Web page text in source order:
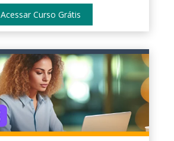
Acessar Curso Grátis